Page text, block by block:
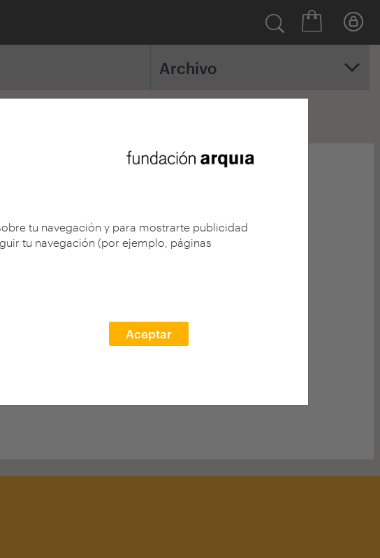
tu navegación y para mostrarte publicidad
tu navegación (por ejemplo, páginas
Aceptar
Archivo
2007 2006 2005